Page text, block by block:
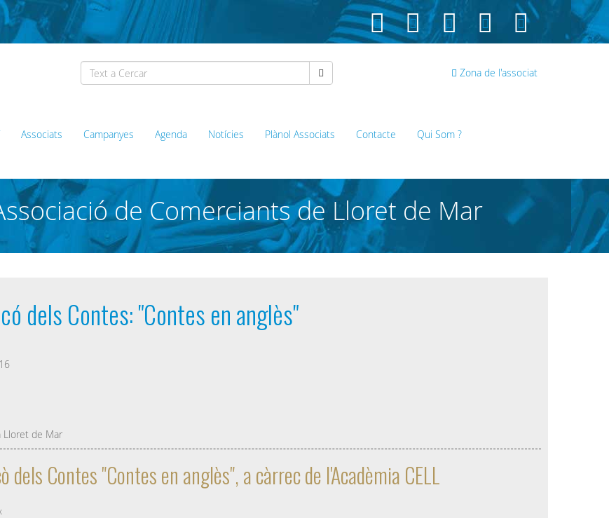
Zona de l'associat
Associats Campanyes Agenda Notícies Plànol Associats Contacte Qui Som ?
de Comerciants de Lloret de Mar
dels Contes: "Contes en anglès"
Lloret de Mar
dels Contes "Contes en anglès", a càrrec de l'Acadèmia CELL